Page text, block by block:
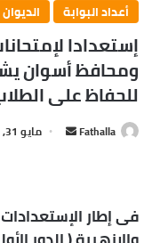
أعداد البوابة
الديوان
إستعدادا
ومحافظ أسوان
للحفاظ على
Fathalla
أرسل مايو 31, 2020
فى إطار